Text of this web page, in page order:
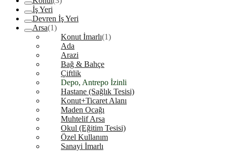
İş Yeri
Devren İş Yeri
Arsa(1)
Konut İmarlı(1)
Ada
Arazi
Bağ & Bahçe
Çiftlik
Depo, Antrepo İzinli
Hastane (Sağlık Tesisi)
Konut+Ticaret Alanı
Maden Ocağı
Muhtelif Arsa
Okul (Eğitim Tesisi)
Özel Kullanım
Sanayi İmarlı